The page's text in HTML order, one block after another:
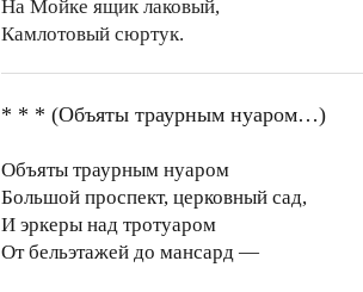
На Мойке ящик лаковый,
Камлотовый сюртук.
* * * (Объяты траурным нуаром…)
Объяты траурным нуаром
Большой проспект, церковный сад,
И эркеры над тротуаром
От бельэтажей до мансард —